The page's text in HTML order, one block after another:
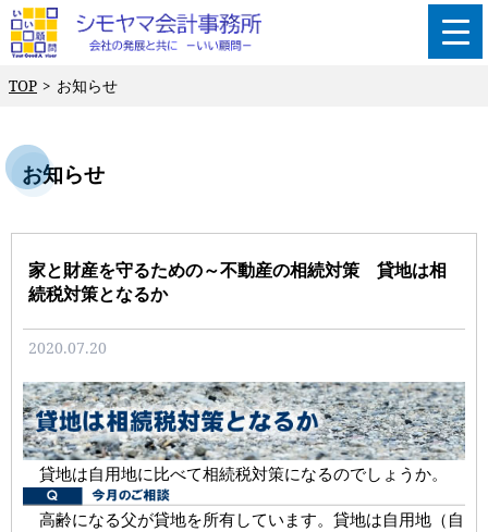
TOP お知らせ
お知らせ
家と財産を守るための～不動産の相続対策 貸地は相
続税対策となるか
2020.07.20
貸地は自用地に比べて相続税対策になるのでしょうか。
高齢になる父が貸地を所有しています。貸地は自用地（自